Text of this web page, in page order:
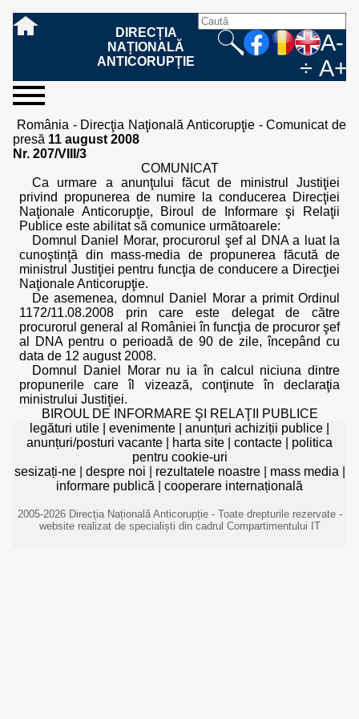
DIRECȚIA
NAȚIONALĂ
ANTICORUPȚIE
A-
÷ A+
sesizați-
ne
Ce
înseamnă
fapta de
Cum
sesizați
o faptă
corupție?
Cum
este
protejat
denunță?
Ce
trebuie
să
sesizare?
Fazele
procesului
penal
Ce
urmează
după ce
o faptă
de
corupție?
Care sunt
drepturile și
obligațiile
în procesul
penal?
Cum
sprijiniți
DNA
date
despre
posibile
fapte de
corupție?
despre
noi
Cine
lucrează
la DNA?
Cu ce
se
ocupă
Sursele
de
informații
Structura
Conducerea
Structuri
teritoriale
Cadrul
legal
Resurse
financiare
și achiziții
Resurse
umane
Integritate
instituțională
rezultatele
noastre
Rapoarte
de
activitate
Hotărâri
penale
definitive
de
corupție
mass
media
Biroul de
informare
și relații
Contacte
Comunicate
de presă
Model de
acreditare
Drept
la
replică
Evenimente
informare
publică
Persoana
responsabilă
cu
publică
Model
solicitare
informații
Legii
544/2001
Raportul
anual
privind
Legii
544/2001
Legea
544/2001
și norme
aplicare
Protecția
datelor
cu
personal
Modalități
de
contestare
răspunsului
oferit în
baza Legii
544/2001
cooperare
internațională
Programe
Evenimente
internaționale
Cadrul legal
internațional
România - Direcţia Naţională Anticorupţie - Comunicat de
presă 11 august 2008
Nr. 207/VIII/3
COMUNICAT
Ca urmare a anunţului făcut de ministrul Justiţiei
privind propunerea de numire la conducerea Direcţiei
Naţionale Anticorupţie, Biroul de Informare şi Relaţii
Publice este abilitat să comunice următoarele:
Domnul Daniel Morar, procurorul şef al DNA a luat la
cunoştinţă din mass-media de propunerea făcută de
ministrul Justiţiei pentru funcţia de conducere a Direcţiei
Naţionale Anticorupţie.
De asemenea, domnul Daniel Morar a primit Ordinul
1172/11.08.2008 prin care este delegat de către
procurorul general al României în funcţia de procuror şef
al DNA pentru o perioadă de 90 de zile, începând cu
data de 12 august 2008.
Domnul Daniel Morar nu ia în calcul niciuna dintre
propunerile care îl vizează, conţinute în declaraţia
ministrului Justiţiei.
BIROUL DE INFORMARE ŞI RELAŢII PUBLICE
legături utile
evenimente anunțuri achiziții publice
anunțuri/posturi vacante
harta site contacte
politica
pentru cookie-uri
sesizați-ne| despre noi rezultatele noastre| mass media
informare publică
cooperare internațională
2005-2026 Direcția Națională Anticorupție - Toate drepturile rezervate -
website realizat de specialiști din cadrul Compartimentului IT